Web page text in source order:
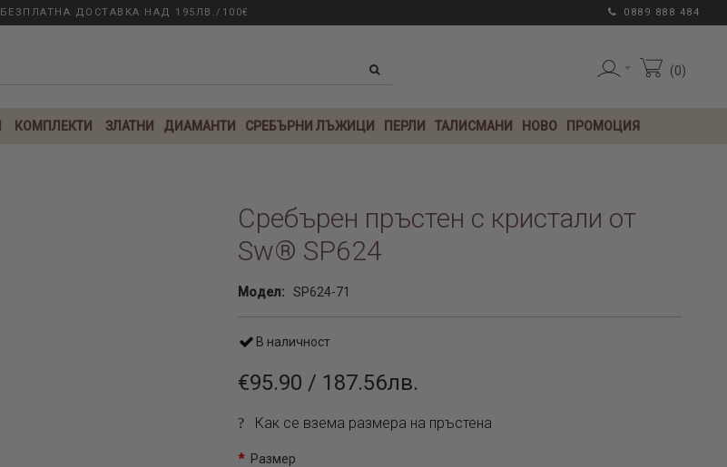
БЕЗПЛАТНА ДОСТАВКА НАД 195ЛВ./100€ 0889 888 484
0
КОМПЛЕКТИ ЗЛАТНИ ДИАМАНТИ СРЕБЪРНИ ЛЪЖИЦИ ПЕРЛИ ТАЛИСМАНИ НОВО ПРОМОЦИЯ
Сребърен пръстен с кристали от
Sw® SP624
Модел: SP624-71
В наличност
€95.90 / 187.56лв.
Как се взема размера на пръстена
Размер